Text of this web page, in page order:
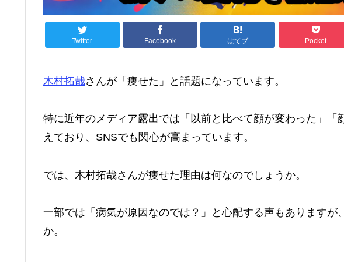
Twitter Facebook はてブ Pocket
木村拓哉さんが「痩せた」と話題になっています。
特に近年のメディア露出では「以前と比べて顔が変わった」「
えており、SNSでも関心が高まっています。
では、木村拓哉さんが痩せた理由は何なのでしょうか。
一部では「病気が原因なのでは？」と心配する声もありますが
か。